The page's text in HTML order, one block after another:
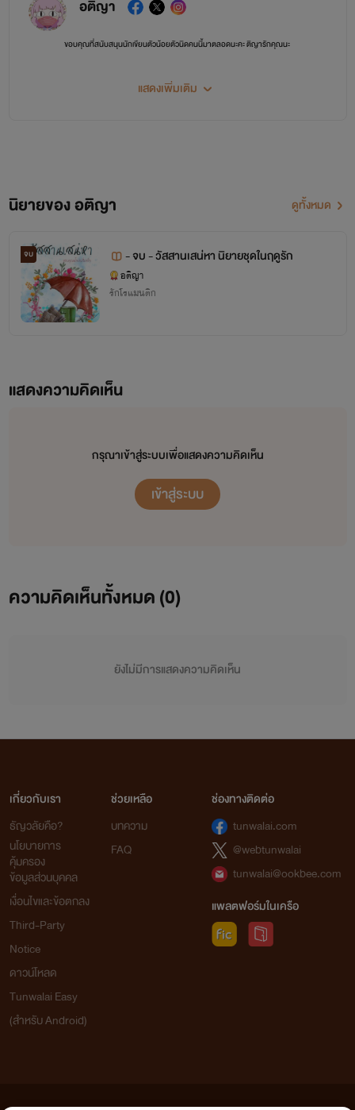
อติญา
ขอบคุณที่สนับสนุนนักเขียนตัวน้อยตัวนิดคนนี้มาตลอดนะคะ ติญารักคุณนะ
แสดงเพิ่มเติม
นิยายของ อติญา ดูทั้งหมด
จบ - จบ - วัสสานเสน่หา นิยายชุดในฤดูรัก
อติญา
รักโรแมนติก
แสดงความคิดเห็น
กรุณาเข้าสู่ระบบเพื่อแสดงความคิดเห็น
เข้าสู่ระบบ
ความคิดเห็นทั้งหมด (0)
ยังไม่มีการแสดงความคิดเห็น
เกี่ยวกับเรา
ธัญวลัยคือ?
นโยบายการ
คุ้มครอง
ข้อมูลส่วนบุคคล
เงื่อนไขและข้อตกลง
Third-Party
Notice
ดาวน์โหลด
Tunwalai Easy
(สำหรับ Android)
ช่วยเหลือ
บทความ
FAQ
ช่องทางติดต่อ
tunwalai.com
@webtunwalai
tunwalai@ookbee.com
แพลตฟอร์มในเครือ